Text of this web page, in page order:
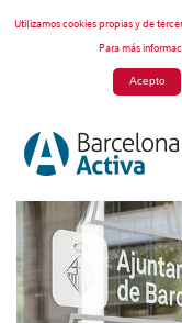
Utilizamos cookies propias y de
Para más
Acepto